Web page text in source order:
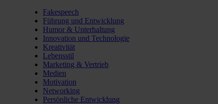
Fakespeech
Führung und Entwicklung
Humor & Unterhaltung
Innovation und Technologie
Kreativität
Lebensstil
Marketing & Vertrieb
Medien
Motivation
Networking
Persönliche Entwicklung